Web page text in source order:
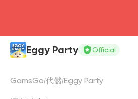
Eggy Party Official
GamsGo 代儲 Eggy Party